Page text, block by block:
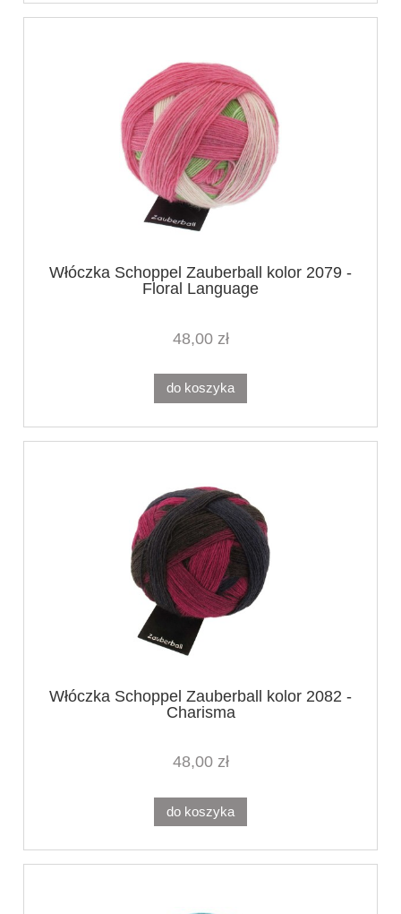
Włóczka Schoppel Zauberball kolor 2079 -
Floral Language
48,00 zł
do koszyka
Włóczka Schoppel Zauberball kolor 2082 -
Charisma
48,00 zł
do koszyka